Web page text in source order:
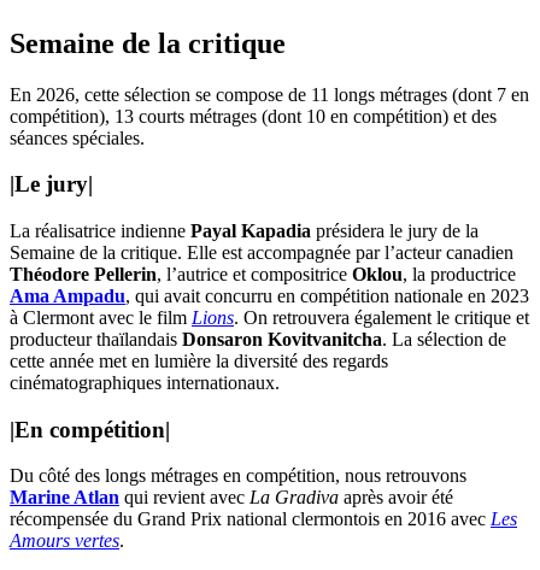
Semaine de la critique
En 2026, cette sélection se compose de 11 longs métrages (dont 7 en
compétition), 13 courts métrages (dont 10 en compétition) et des
séances spéciales.
|Le jury|
La réalisatrice indienne Payal Kapadia présidera le jury de la
Semaine de la critique. Elle est accompagnée par l’acteur canadien
Théodore Pellerin, l’autrice et compositrice Oklou, la productrice
Ama Ampadu, qui avait concurru en compétition nationale en 2023
à Clermont avec le film Lions. On retrouvera également le critique et
producteur thaïlandais Donsaron Kovitvanitcha. La sélection de
cette année met en lumière la diversité des regards
cinématographiques internationaux.
|En compétition|
Du côté des longs métrages en compétition, nous retrouvons
Marine Atlan qui revient avec La Gradiva après avoir été
récompensée du Grand Prix national clermontois en 2016 avec Les
Amours vertes.